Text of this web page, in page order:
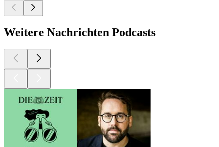
Weitere Nachrichten Podcasts